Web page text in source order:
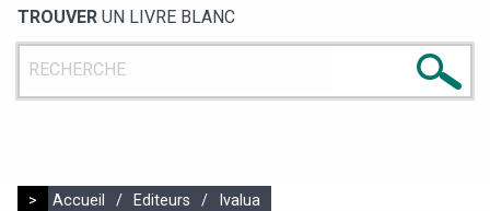
TROUVER UN LIVRE BLANC
> Accueil / Editeurs / Ivalua